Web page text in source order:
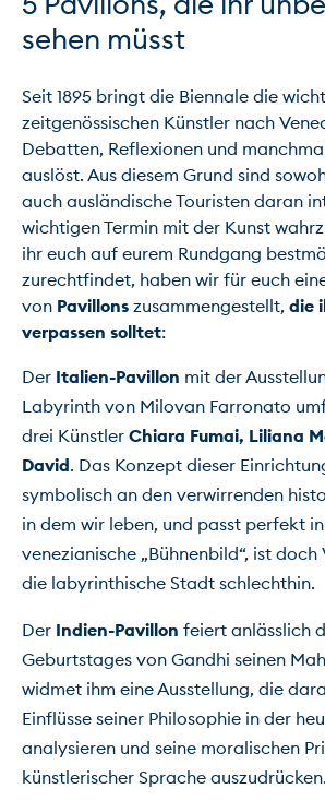
sehen müsst
Seit 1895 bringt die Biennale die
zeitgenössischen Künstler nach
Debatten, Reflexionen und
auslöst. Aus diesem Grund sind
auch ausländische Touristen daran
wichtigen Termin mit der Kunst
ihr euch auf eurem Rundgang
zurechtfindet, haben wir für euch
von Pavillons zusammengestellt, die
verpassen solltet
Der Italien-Pavillon mit der
Labyrinth von Milovan Farronato
drei Künstler Chiara Fumai, Liliana
David. Das Konzept dieser
symbolisch an den verwirrenden
in dem wir leben, und passt perfekt
venezianische „Bühnenbild“, ist doch
die labyrinthische Stadt schlechthin.
Der Indien-Pavillon feiert anlässlich
Geburtstages von Gandhi seinen
widmet ihm eine Ausstellung, die
Einflüsse seiner Philosophie in der
analysieren und seine moralischen
künstlerischer Sprache auszudrücken.